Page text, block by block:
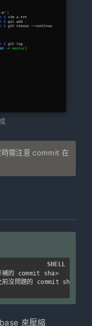
需注意 commit 在
的 commit sha>
沒問題的 commit sha|最
SHELL
來壓縮